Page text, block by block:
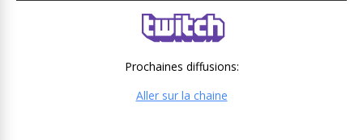
Prochaines diffusions:
Aller sur la chaine